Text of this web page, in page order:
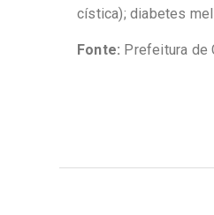
cística); diabetes
Fonte: Prefeitura de